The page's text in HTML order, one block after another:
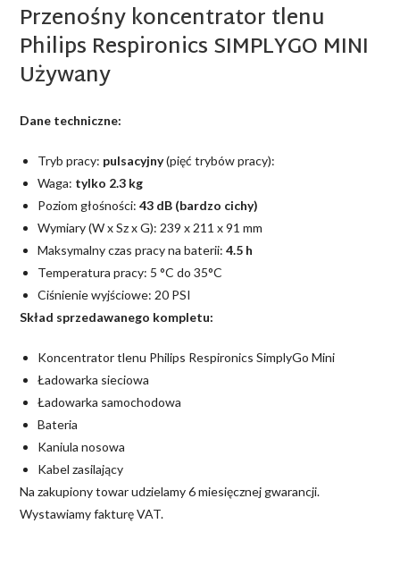
Przenośny koncentrator tlenu
Philips Respironics SIMPLYGO MINI
Używany
Dane techniczne:
Tryb pracy: pulsacyjny(pięć trybów pracy):
Waga: tylko 2.3 kg
Poziom głośności:43 dB (bardzo cichy)
Wymiary (W x Sz x G): 239 x 211 x 91 mm
Maksymalny czas pracy na baterii:4.5 h
Temperatura pracy: 5 °C do 35°C
Ciśnienie wyjściowe: 20 PSI
Skład sprzedawanego kompletu:
Koncentrator tlenu Philips Respironics SimplyGo Mini
Ładowarka sieciowa
Ładowarka samochodowa
Bateria
Kaniula nosowa
Kabel zasilający
Na zakupiony towar udzielamy 6 miesięcznej gwarancji.
Wystawiamy fakturę VAT.